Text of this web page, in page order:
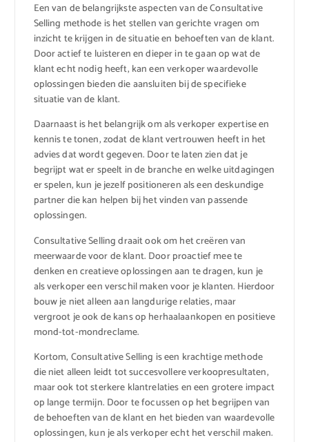
Een van de belangrijkste aspecten van de Consultative
Selling methode is het stellen van gerichte vragen om
inzicht te krijgen in de situatie en behoeften van de klant.
Door actief te luisteren en dieper in te gaan op wat de
klant echt nodig heeft, kan een verkoper waardevolle
oplossingen bieden die aansluiten bij de specifieke
situatie van de klant.
Daarnaast is het belangrijk om als verkoper expertise en
kennis te tonen, zodat de klant vertrouwen heeft in het
advies dat wordt gegeven. Door te laten zien dat je
begrijpt wat er speelt in de branche en welke uitdagingen
er spelen, kun je jezelf positioneren als een deskundige
partner die kan helpen bij het vinden van passende
oplossingen.
Consultative Selling draait ook om het creëren van
meerwaarde voor de klant. Door proactief mee te
denken en creatieve oplossingen aan te dragen, kun je
als verkoper een verschil maken voor je klanten. Hierdoor
bouw je niet alleen aan langdurige relaties, maar
vergroot je ook de kans op herhaalaankopen en positieve
mond-tot-mondreclame.
Kortom, Consultative Selling is een krachtige methode
die niet alleen leidt tot succesvollere verkoopresultaten,
maar ook tot sterkere klantrelaties en een grotere impact
op lange termijn. Door te focussen op het begrijpen van
de behoeften van de klant en het bieden van waardevolle
oplossingen, kun je als verkoper echt het verschil maken.